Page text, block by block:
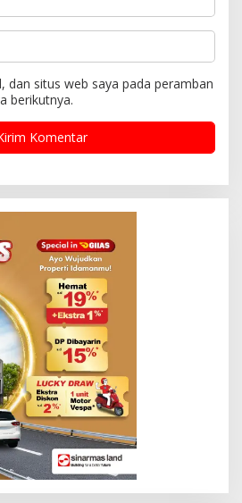
dan situs web saya pada peramban
berikutnya.